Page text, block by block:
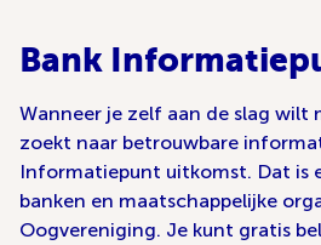
Bank
Wanneer je zelf aan de slag wilt
zoekt naar betrouwbare
Informatiepunt uitkomst. Dat is
banken en maatschappelijke
Oogvereniging. Je kunt gratis